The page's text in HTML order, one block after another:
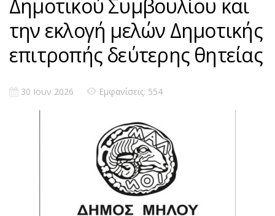
Δημοτικού Συμβουλίου και
την εκλογή μελών Δημοτικής
επιτροπής δεύτερης θητείας
30 Ιουν 2026 Εμφανίσεις: 554